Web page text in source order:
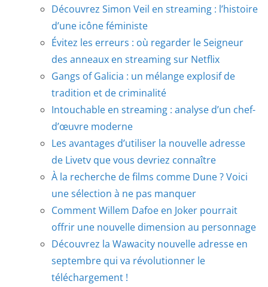
Découvrez Simon Veil en streaming : l’histoire
d’une icône féministe
Évitez les erreurs : où regarder le Seigneur
des anneaux en streaming sur Netflix
Gangs of Galicia : un mélange explosif de
tradition et de criminalité
Intouchable en streaming : analyse d’un chef-
d’œuvre moderne
Les avantages d’utiliser la nouvelle adresse
de Livetv que vous devriez connaître
À la recherche de films comme Dune ? Voici
une sélection à ne pas manquer
Comment Willem Dafoe en Joker pourrait
offrir une nouvelle dimension au personnage
Découvrez la Wawacity nouvelle adresse en
septembre qui va révolutionner le
téléchargement !